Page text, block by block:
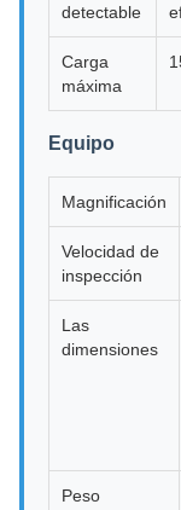
detectable
Carga
máxima
Equipo
Magnificación
Velocidad de
inspección
Las
dimensiones
Peso